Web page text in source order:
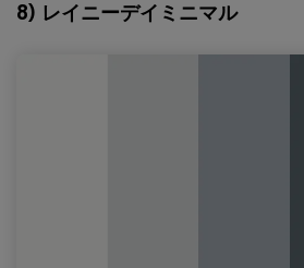
8) レイニーデイミニマル